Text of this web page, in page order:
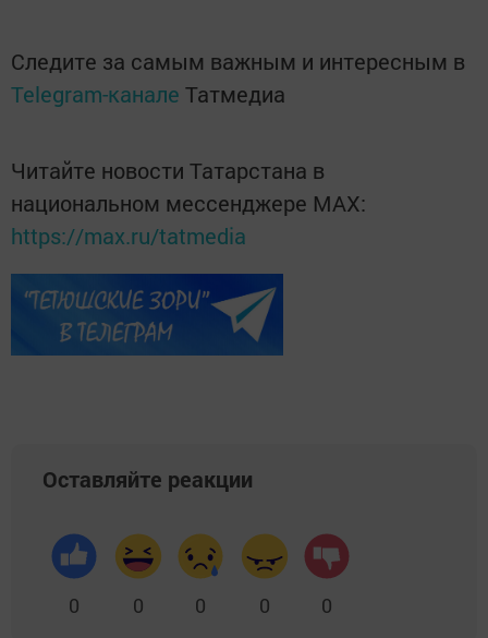
Следите за самым важным и интересным в
Telegram-канале Татмедиа
Читайте новости Татарстана в
национальном мессенджере MАХ:
https://max.ru/tatmedia
Оставляйте реакции
0 0 0 0 0